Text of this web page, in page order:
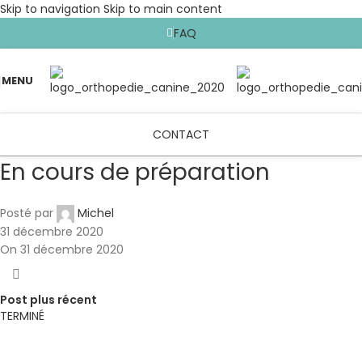
Skip to navigation Skip to main content
FAQ
MENU
CONTACT
En cours de préparation
Posté par
Michel
31 décembre 2020
On 31 décembre 2020
Post plus récent
TERMINÉ